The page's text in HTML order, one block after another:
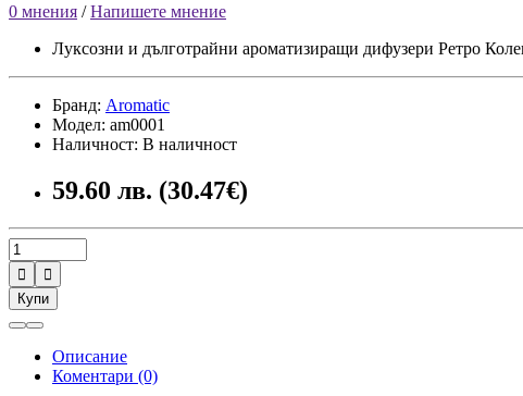
0 мнения /Напишете мнение
Луксозни и дълготрайни ароматизиращи дифузери Ретро
Бранд: Aromatic
Модел: am0001
Наличност: В наличност
59.60 лв. (30.47€)


Купи
Описание
Коментари (0)